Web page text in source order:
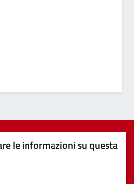
le informazioni su questa